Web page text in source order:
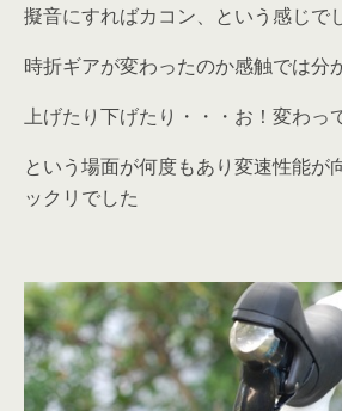
擬音にすればカコン、という感じで
時折ギアが変わったのか感触では分
上げたり下げたり・・・お！変わっ
という場面が何度もあり変速性能が
ックリでした